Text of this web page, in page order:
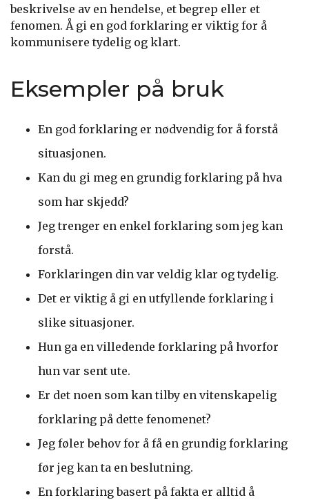
beskrivelse av en hendelse, et begrep eller et
fenomen. Å gi en god forklaring er viktig for å
kommunisere tydelig og klart.
Eksempler på bruk
En god forklaring er nødvendig for å forstå
situasjonen.
Kan du gi meg en grundig forklaring på hva
som har skjedd?
Jeg trenger en enkel forklaring som jeg kan
forstå.
Forklaringen din var veldig klar og tydelig.
Det er viktig å gi en utfyllende forklaring i
slike situasjoner.
Hun ga en villedende forklaring på hvorfor
hun var sent ute.
Er det noen som kan tilby en vitenskapelig
forklaring på dette fenomenet?
Jeg føler behov for å få en grundig forklaring
før jeg kan ta en beslutning.
En forklaring basert på fakta er alltid å